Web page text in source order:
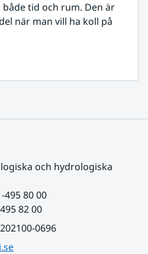
tid och rum. Den är
när man vill ha koll på
och hydrologiska
495 80 00
82 00
0696